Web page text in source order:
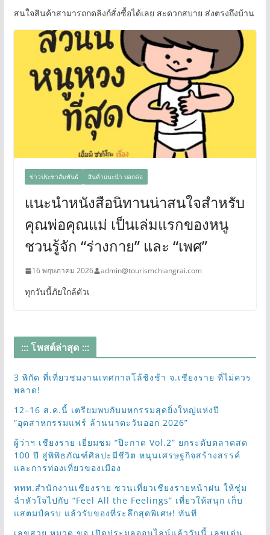
สนใจสินค้าสามารถกดลิงก์สั่งซื้อได้เลย สะดวกสบาย ส่งตรงถึงบ้าน
ข่าวประชาสัมพันธ์ สินค้าแนะนำ บอกต่อ
แนะนำหนังสือนิทานน่าสนใจสำหรับ
คุณพ่อคุณแม่ เป็นเล่มแรกของหนู
ชวนรู้จัก “ร่างกาย” และ “เพศ”
16 พฤษภาคม 2026 admin@tourismchiangrai.com
ทุกวันนี้ภัยใกล้ตัวเ
::: โพสต์ล่าสุด :::
3 พิกัด ที่เที่ยวชมงานเทศกาลโล้ชิงช้า จ.เชียงราย ที่ไม่ควร
พลาด!
12–16 ส.ค.นี้ เตรียมพบกับมหกรรมสุดยิ่งใหญ่แห่งปี
“อุตสาหกรรมแฟร์ ล้านนาตะวันออก 2026”
ผู้ว่าฯ เชียงราย เยี่ยมชม “ป๊ะกาด Vol.2” ยกระดับตลาดสด
100 ปี สู่พิพิธภัณฑ์ศิลปะมีชีวิต หนุนเศรษฐกิจสร้างสรรค์
และการท่องเที่ยวของเมือง
ททท.สำนักงานเชียงราย ชวนเที่ยวเชียงรายหน้าฝน ให้ชุ่ม
ฉ่ำหัวใจไปกับ “Feel All the Feelings” เที่ยวให้สนุก เก็บ
แสตมป์ครบ แล้วรับของที่ระลึกสุดพิเศษ! ทันที